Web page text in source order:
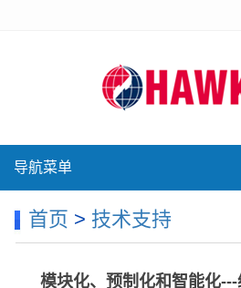
导航菜单
首页 > 技术支持
模块化、预制化和智能化